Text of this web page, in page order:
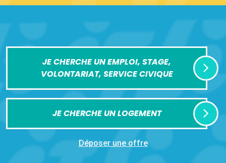
JE CHERCHE UN EMPLOI, STAGE,
VOLONTARIAT, SERVICE CIVIQUE
JE CHERCHE UN LOGEMENT
Déposer une offre